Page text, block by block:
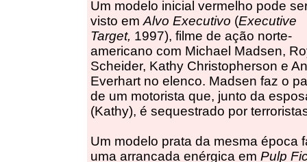
Um modelo inicial vermelho pode
visto em Alvo Executivo (Executive
Target, 1997), filme de ação norte-
americano com Michael Madsen,
Scheider, Kathy Christopherson e
Everhart no elenco. Madsen faz o
de um motorista que, junto da
(Kathy), é sequestrado por
Um modelo prata da mesma época
uma arrancada enérgica em Pulp